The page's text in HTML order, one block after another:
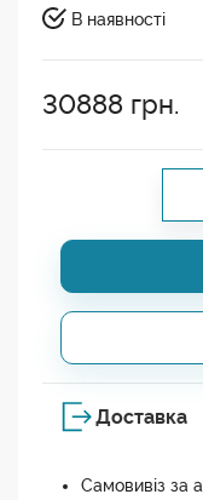
В наявності
30888 грн.
Доставка
Самовивіз за